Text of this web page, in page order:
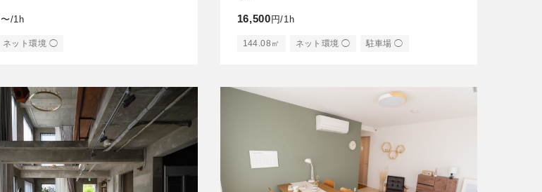
/1h
ネット環境 ◯
16,500円/1h
144.08㎡ ネット環境 ◯ 駐車場 ◯